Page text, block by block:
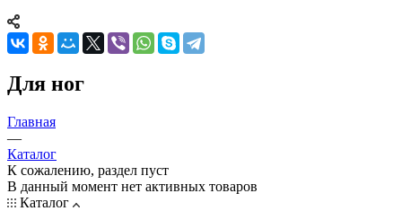
Для ног
Главная
—
Каталог
К сожалению, раздел пуст
В данный момент нет активных товаров
Каталог